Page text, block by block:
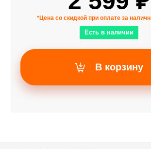
*Цена со скидкой при оплате за
Есть в наличии
В корзину